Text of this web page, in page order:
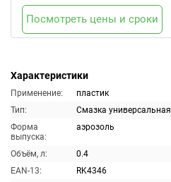
Характеристики
Применение:
пластик
Тип:
Смазка универсальная
Форма
выпуска:
аэрозоль
Объём, л:
0.4
EAN-13:
RK4346
Посмотреть цены и сроки